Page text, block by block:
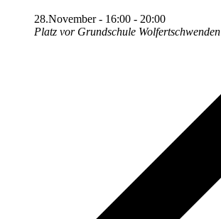
28.November - 16:00 - 20:00
Platz vor Grundschule Wolfertschwenden